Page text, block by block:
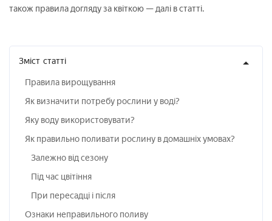
також правила догляду за квіткою — далі в статті.
Зміст статті
Правила вирощування
Як визначити потребу рослини у воді?
Яку воду використовувати?
Як правильно поливати рослину в домашніх умовах?
Залежно від сезону
Під час цвітіння
При пересадці і після
Ознаки неправильного поливу